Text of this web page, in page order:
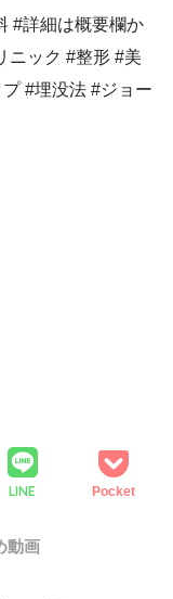
#詳細は概要欄か
ニック #整形 #美
#埋没法 #ジョー
LINE Pocket
動画